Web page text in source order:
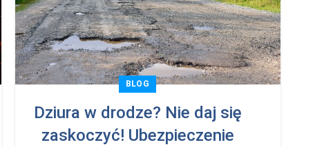
BLOG
Dziura w drodze? Nie daj się
zaskoczyć! Ubezpieczenie